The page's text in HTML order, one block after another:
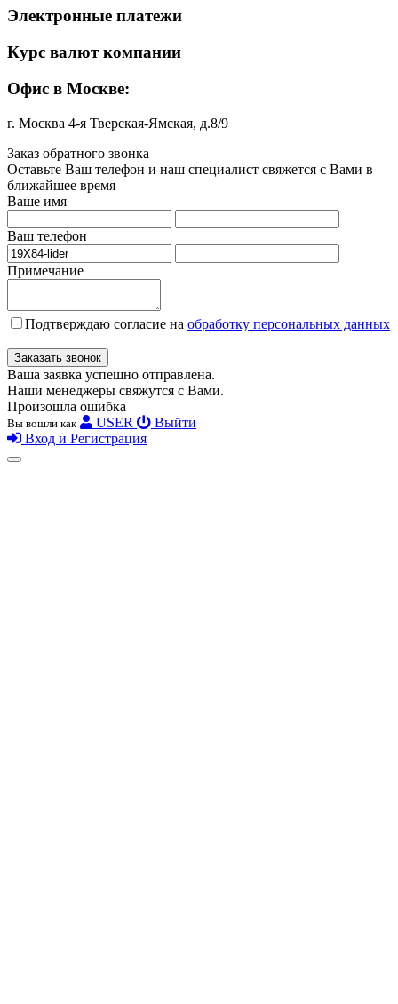
Электронные платежи
Курс валют компании
Офис в Москве:
г. Москва 4-я Тверская-Ямская, д.8/9
Заказ обратного звонка
Оставьте Ваш телефон и наш специалист свяжется с Вами в
ближайшее время
Ваше имя
Ваш телефон
Примечание
Подтверждаю согласие на обработку персональных данных
Заказать звонок
Ваша заявка успешно отправлена.
Наши менеджеры свяжутся с Вами.
Произошла ошибка
Вы вошли как USER
Выйти
Вход и Регистрация